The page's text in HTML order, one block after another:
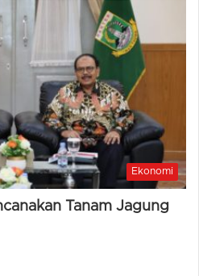
Ekonomi
Tanam Jagung